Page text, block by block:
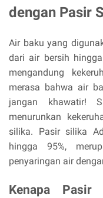
dengan Pasir
Air baku yang
dari air bersih
mengandung
merasa bahwa air
jangan khawatir!
menurunkan
silika. Pasir silika
hingga 95%,
penyaringan air
Kenapa Pasir